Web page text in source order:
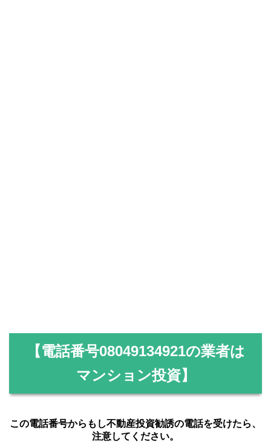
【電話番号08049134921の業者は
マンション投資】
この電話番号からもし不動産投資勧誘の電話を受けたら、
注意してください。